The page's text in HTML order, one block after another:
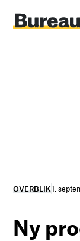
indhold
OVERBLIK1.
Ny